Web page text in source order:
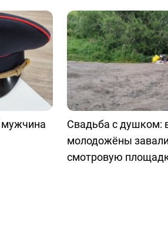
Свадьба с душком:
молодожёны
смотровую